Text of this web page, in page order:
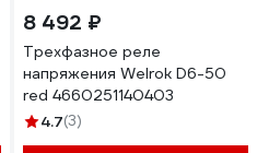
8 492 ₽
Трехфазное реле
напряжения Welrok D6-50
red 4660251140403
4.7(3)